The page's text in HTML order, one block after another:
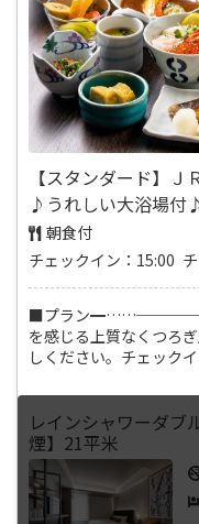
【スタンダード】
♪うれしい大浴場付
朝食付
チェックイン：15:00
■プラン━……─────ス
を感じる上質なくつろ
しください。チェック
レインシャワーダブ
煙】21平米